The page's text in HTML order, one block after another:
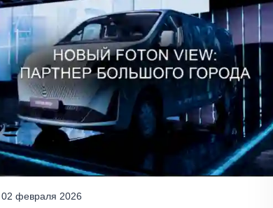
02 февраля 2026